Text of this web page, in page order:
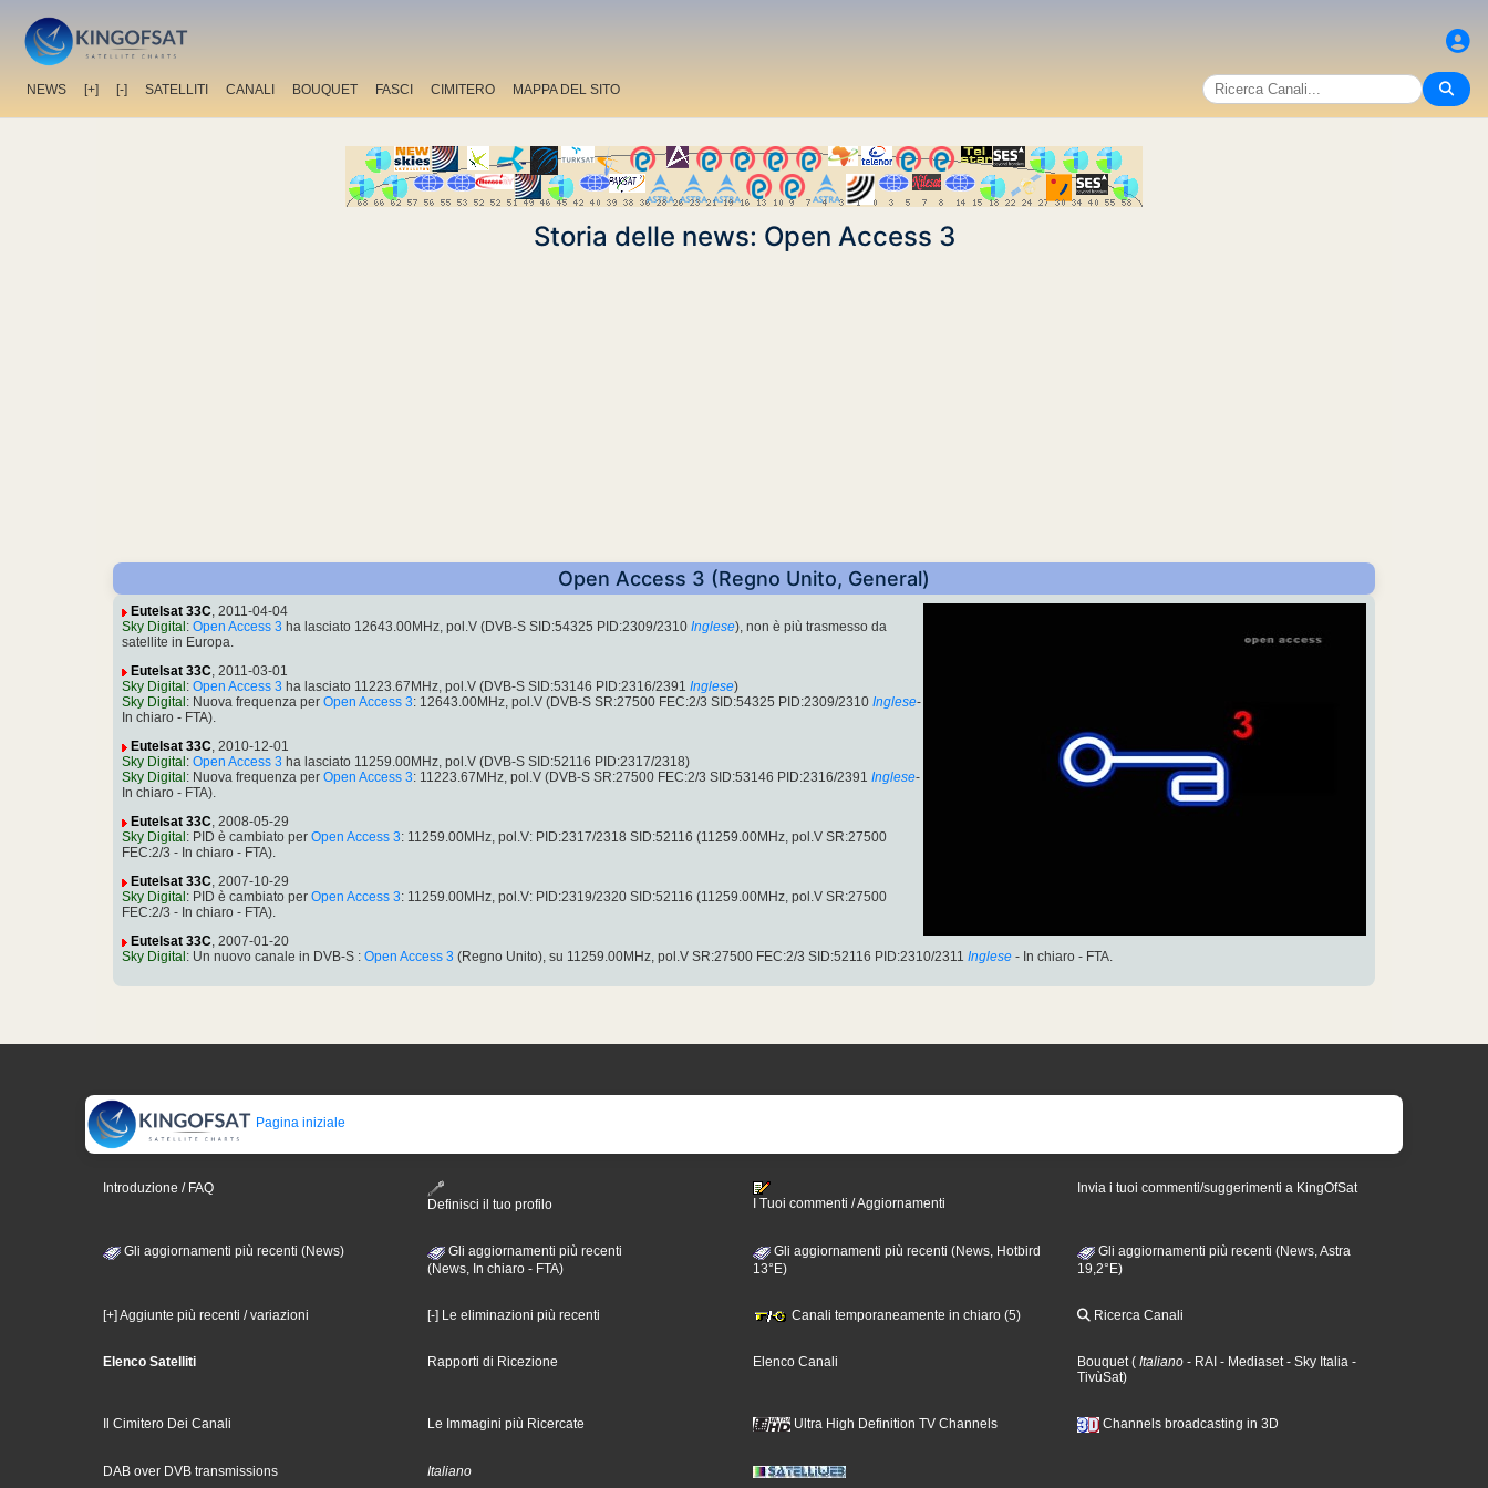
NEWS [+] [-] SATELLITI CANALI BOUQUET FASCI CIMITERO MAPPA DEL SITO
Storia delle news: Open Access 3
Open Access 3 (Regno Unito, General)
Eutelsat 33C, 2011-04-04
Sky Digital : Open Access 3 ha lasciato 12643.00MHz, pol.V (DVB-S SID:54325 PID:2309/2310 Inglese), non è più trasmesso da
satellite in Europa.
Eutelsat 33C, 2011-03-01
Sky Digital : Open Access 3 ha lasciato 11223.67MHz, pol.V (DVB-S SID:53146 PID:2316/2391 Inglese)
Sky Digital : Nuova frequenza per Open Access 3: 12643.00MHz, pol.V (DVB-S SR:27500 FEC:2/3 SID:54325 PID:2309/2310 Inglese-
In chiaro - FTA).
Eutelsat 33C, 2010-12-01
Sky Digital : Open Access 3 ha lasciato 11259.00MHz, pol.V (DVB-S SID:52116 PID:2317/2318)
Sky Digital : Nuova frequenza per Open Access 3: 11223.67MHz, pol.V (DVB-S SR:27500 FEC:2/3 SID:53146 PID:2316/2391 Inglese-
In chiaro - FTA).
Eutelsat 33C, 2008-05-29
Sky Digital : PID è cambiato per Open Access 3: 11259.00MHz, pol.V: PID:2317/2318 SID:52116 (11259.00MHz, pol.V SR:27500
FEC:2/3 - In chiaro - FTA).
Eutelsat 33C, 2007-10-29
Sky Digital : PID è cambiato per Open Access 3: 11259.00MHz, pol.V: PID:2319/2320 SID:52116 (11259.00MHz, pol.V SR:27500
FEC:2/3 - In chiaro - FTA).
Eutelsat 33C, 2007-01-20
Sky Digital : Un nuovo canale in DVB-S : Open Access 3 (Regno Unito), su 11259.00MHz, pol.V SR:27500 FEC:2/3 SID:52116 PID:2310/2311 Inglese - In chiaro - FTA.
Pagina iniziale
Introduzione / FAQ
Definisci il tuo profilo
I Tuoi commenti / Aggiornamenti
Invia i tuoi commenti/suggerimenti a KingOfSat
Gli aggiornamenti più recenti (News)
Gli aggiornamenti più recenti
(News, In chiaro - FTA)
Gli aggiornamenti più recenti (News, Hotbird
13°E)
Gli aggiornamenti più recenti (News, Astra
19,2°E)
[+] Aggiunte più recenti / variazioni [-] Le eliminazioni più recenti Canali temporaneamente in chiaro (5) Ricerca Canali
Elenco Satelliti Rapporti di Ricezione Elenco Canali Bouquet( Italiano - RAI - Mediaset- Sky Italia -
TivùSat)
Il Cimitero Dei Canali Le Immagini più Ricercate Ultra High Definition TV Channels Channels broadcasting in 3D
DAB over DVB transmissions Italiano